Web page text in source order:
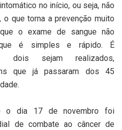
no início, ou seja, não
o que torna a prevenção muito
o exame de sangue não
é simples e rápido. É
dois sejam realizados,
que já passaram dos 45
o dia 17 de novembro foi
de combate ao câncer de